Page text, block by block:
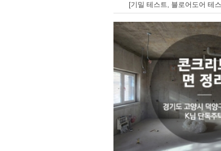
[기밀 테스트, 블로어도어 테